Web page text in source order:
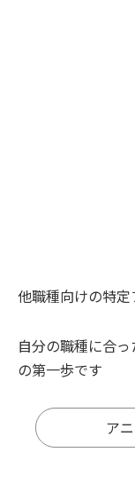
他職種向けの特
自分の職種に合
の第一歩です
ア